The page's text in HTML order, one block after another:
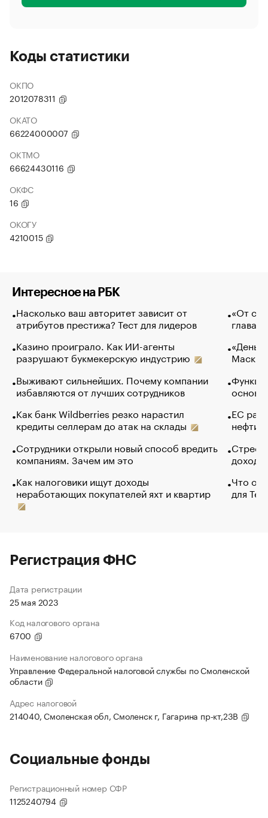
Коды статистики
ОКПО
2012078311
ОКАТО
66224000007
ОКТМО
66624430116
ОКФС
16
ОКОГУ
4210015
Интересное на РБК
Насколько ваш авторитет зависит от
атрибутов престижа? Тест для лидеров
Казино проиграло. Как ИИ-агенты
разрушают букмекерскую индустрию
Выживают сильнейших. Почему компании
избавляются от лучших сотрудников
Как банк Wildberries резко нарастил
кредиты селлерам до атак на склады
Сотрудники открыли новый способ вредить
компаниям. Зачем им это
Как налоговики ищут доходы
неработающих покупателей яхт и квартир
«От
глава
Маск в
основ
ЕС
нефти
Что
для
Регистрация ФНС
Дата регистрации
25 мая 2023
Код налогового органа
6700
Наименование налогового органа
Управление Федеральной налоговой службы по Смоленской
области
Адрес налоговой
214040, Смоленская обл, Смоленск г, Гагарина пр-кт,23В
Социальные фонды
Регистрационный номер СФР
1125240794